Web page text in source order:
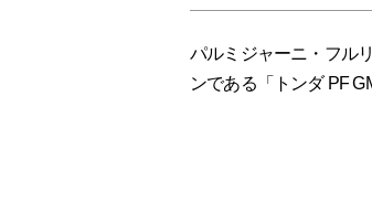
パルミジャーニ・フル
ンである「トンダ PF